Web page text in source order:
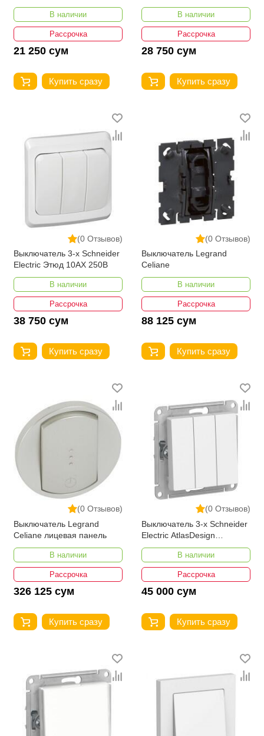
В наличии
Рассрочка
21 250 сум
Купить сразу
В наличии
Рассрочка
28 750 сум
Купить сразу
(0 Отзывов)
Выключатель 3-х Schneider
Electric Этюд 10АХ 250В
В наличии
Рассрочка
38 750 сум
Купить сразу
(0 Отзывов)
Выключатель Legrand
Celiane
В наличии
Рассрочка
88 125 сум
Купить сразу
(0 Отзывов)
Выключатель Legrand
Celiane лицевая панель
В наличии
Рассрочка
326 125 сум
Купить сразу
(0 Отзывов)
Выключатель 3-х Schneider
Electric AtlasDesign
ATN000131
В наличии
Рассрочка
45 000 сум
Купить сразу